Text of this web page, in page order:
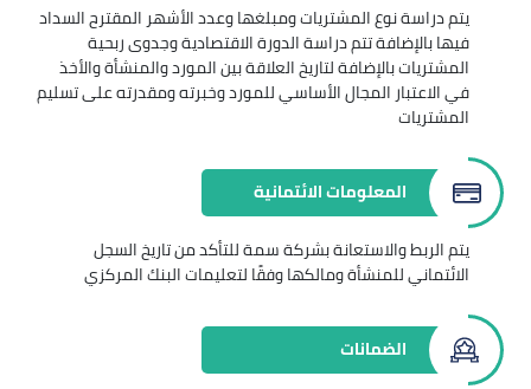
يتم دراسة نوع المشتريات ومبلغها وعدد الأشهر المقترح السداد
فيها بالإضافة تتم دراسة الدورة الاقتصادية وجدوى ربحية
المشتريات بالإضافة لتاريخ العلاقة بين المورد والمنشأة والأخذ
في الاعتبار المجال الأساسي للمورد وخبرته ومقدرته على تسليم
المشتريات
المعلومات الائتمانية
يتم الربط والاستعانة بشركة سمة للتأكد من تاريخ السجل
الائتماني للمنشأة ومالكها وفقًا لتعليمات البنك المركزي
الضمانات